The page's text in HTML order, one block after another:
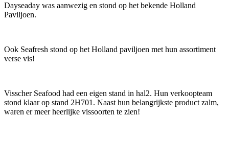
Dayseaday was aanwezig en stond op het bekende Holland
Paviljoen.
Ook Seafresh stond op het Holland paviljoen met hun assortiment
verse vis!
Visscher Seafood had een eigen stand in hal2. Hun verkoopteam
stond klaar op stand 2H701. Naast hun belangrijkste product zalm,
waren er meer heerlijke vissoorten te zien!